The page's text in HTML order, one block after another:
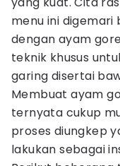
menu ini digemari
dengan ayam
teknik khusus
garing disertai
Membuat ayam
ternyata cukup
proses diungkep
lakukan sebagai